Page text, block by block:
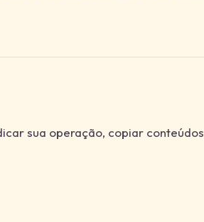
sua operação, copiar conteúdos